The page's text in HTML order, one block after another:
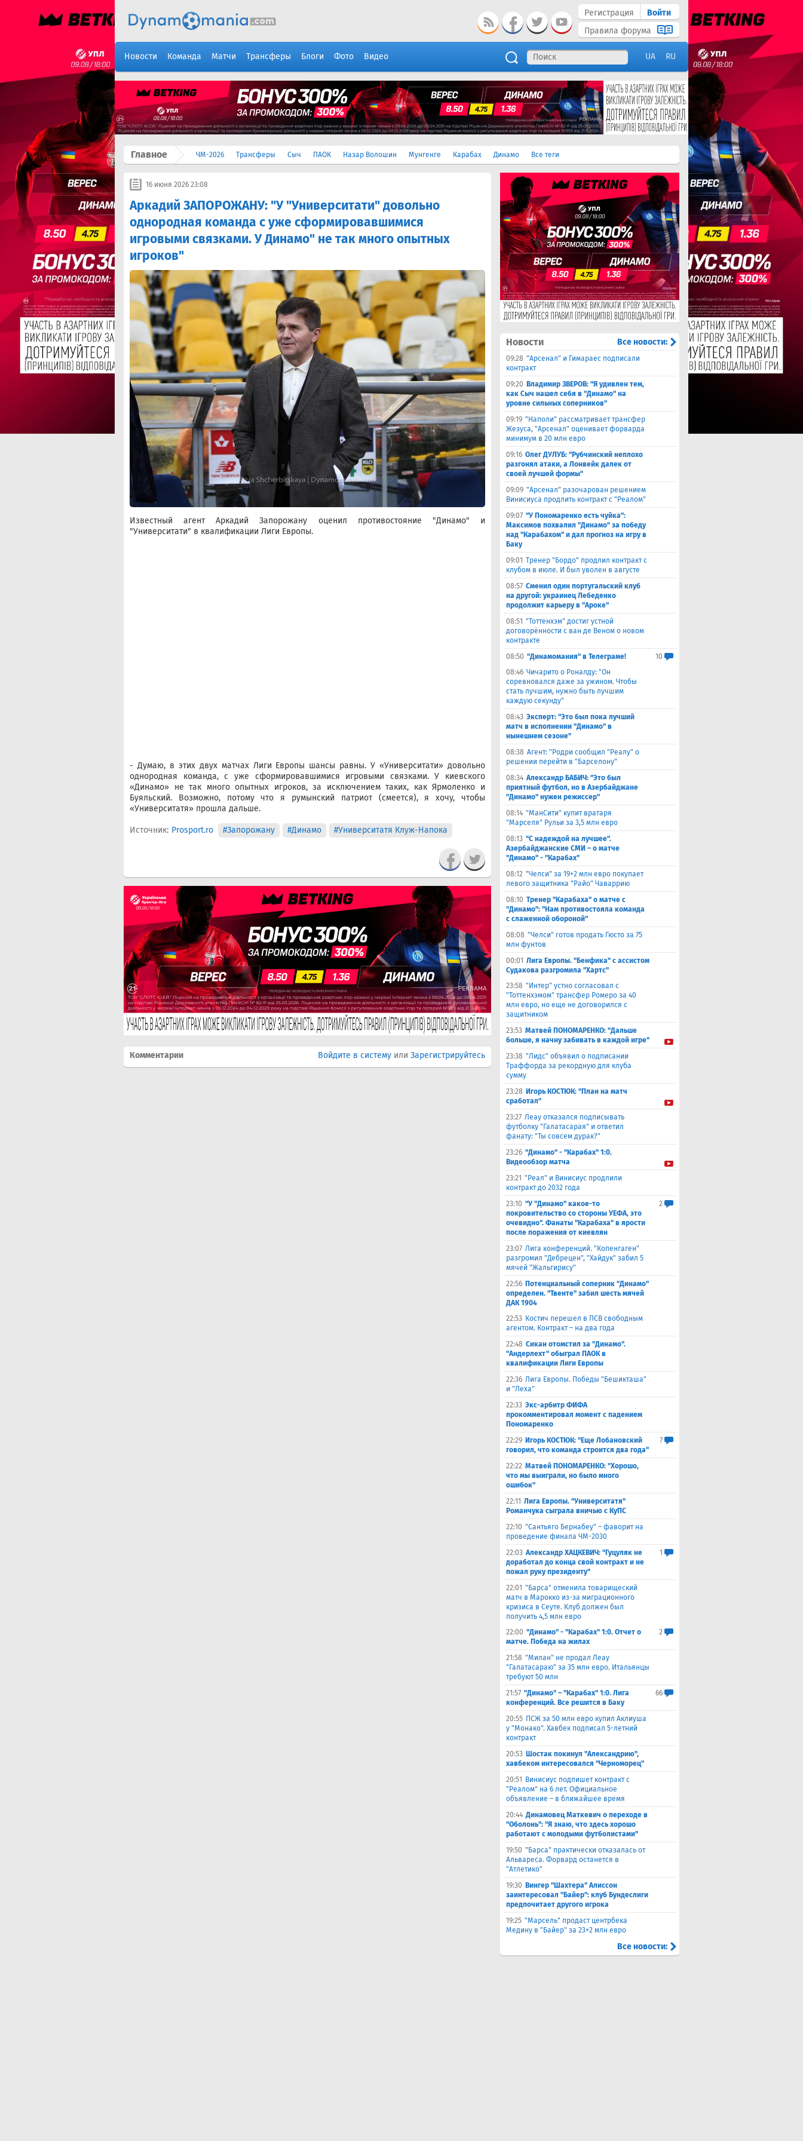
Регистрация
Войти
Правила форума
Новости Команда Матчи Трансферы Блоги Фото Видео UA RU
Главное ЧМ-2026 Трансферы Сыч ПАОК Назар Волошин Мунгенге Карабах Динамо Все теги
16 июня 2026 23:08
Аркадий ЗАПОРОЖАНУ: "У "Университати" довольно
однородная команда с уже сформировавшимися
игровыми связками. У Динамо" не так много опытных
игроков"
Известный агент Аркадий Запорожану оценил противостояние "Динамо" и
"Университати" в квалификации Лиги Европы.
- Думаю, в этих двух матчах Лиги Европы шансы равны. У «Университати» довольно
однородная команда, с уже сформировавшимися игровыми связками. У киевского
«Динамо» не так много опытных игроков, за исключением таких, как Ярмоленко и
Буяльский. Возможно, потому что я румынский патриот (смеется), я хочу, чтобы
«Университатя» прошла дальше.
Источник: Prosport.ro #Запорожану #Динамо #Университатя Клуж-Напока
Комментарии Войдите в систему или Зарегистрируйтесь
Новости Все новости:
09:28 ​"Арсенал" и Гимараес подписали
контракт
09:20 Владимир ЗВЕРОВ: "Я удивлен тем,
как Сыч нашел себя в "Динамо" на
уровне сильных соперников"
09:19 "Наполи" рассматривает трансфер
Жезуса, "Арсенал" оценивает форварда
минимум в 20 млн евро
09:16 Олег ДУЛУБ: "Рубчинский неплохо
разгонял атаки, а Лонвейк далек от
своей лучшей формы"
09:09 "Арсенал" разочарован решением
Винисиуса продлить контракт с "Реалом"
09:07 "У Пономаренко есть чуйка":
Максимов похвалил "Динамо" за победу
над "Карабахом" и дал прогноз на игру в
Баку
09:01 Тренер "Бордо" продлил контракт с
клубом в июле. И был уволен в августе
08:57 Сменил один португальский клуб
на другой: украинец Лебеденко
продолжит карьеру в "Ароке"
08:51 "Тоттенхэм" достиг устной
договорённости с ван де Веном о новом
контракте
08:50 "Динамомания" в Телеграме!
10
08:46 Чичарито о Роналду: "Он
соревновался даже за ужином. Чтобы
стать лучшим, нужно быть лучшим
каждую секунду"
08:43 Эксперт: "Это был пока лучший
матч в исполнении "Динамо" в
нынешнем сезоне"
08:38 Агент: "Родри сообщил "Реалу" о
решении перейти в "Барселону"
08:34 Александр БАБИЧ: "Это был
приятный футбол, но в Азербайджане
"Динамо" нужен режиссер"
08:14 "МанСити" купит вратаря
"Марселя" Рульи за 3,5 млн евро
08:13 "С надеждой на лучшее".
Азербайджанские СМИ – о матче
"Динамо" - "Карабах"
08:12 "Челси" за 19+2 млн евро покупает
левого защитника "Райо" Чаваррию
08:10 Тренер "Карабаха" о матче с
"Динамо": "Нам противостояла команда
с слаженной обороной"
08:08 "Челси" готов продать Гюсто за 75
млн фунтов
00:01 Лига Европы. "Бенфика" с ассистом
Судакова разгромила "Хартс"
23:58 "Интер" устно согласовал с
"Тоттенхэмом" трансфер Ромеро за 40
млн евро, но еще не договорился с
защитником
23:53 Матвей ПОНОМАРЕНКО: "Дальше
больше, я начну забивать в каждой игре"
23:38 "Лидс" объявил о подписании
Траффорда за рекордную для клуба
сумму
23:28 Игорь КОСТЮК: "План на матч
сработал"
23:27 Леау отказался подписывать
футболку "Галатасарая" и ответил
фанату: "Ты совсем дурак?"
23:26 "Динамо" - "Карабах" 1:0.
Видеообзор матча
23:21 "Реал" и Винисиус продлили
контракт до 2032 года
23:10 "У "Динамо" какое-то
покровительство со стороны УЕФА, это
очевидно". Фанаты "Карабаха" в ярости
после поражения от киевлян
2
23:07 Лига конференций. "Копенгаген"
разгромил "Дебрецен", "Хайдук" забил 5
мячей "Жальгирису"
22:56 Потенциальный соперник "Динамо"
определен. "Твенте" забил шесть мячей
ДАК 1904
22:53 Костич перешел в ПСВ свободным
агентом. Контракт – на два года
22:48 Сикан отомстил за "Динамо".
"Андерлехт" обыграл ПАОК в
квалификации Лиги Европы
22:36 Лига Европы. Победы "Бешикташа"
и "Леха"
22:33 Экс-арбитр ФИФА
прокомментировал момент с падением
Пономаренко
22:29 Игорь КОСТЮК: "Еще Лобановский
говорил, что команда строится два года"
7
22:22 Матвей ПОНОМАРЕНКО: "Хорошо,
что мы выиграли, но было много
ошибок"
22:11 Лига Европы. "Университатя"
Романчука сыграла вничью с ​КуПС
22:10 "Сантьяго Бернабеу" – фаворит на
проведение финала ЧМ-2030
22:03 Александр ХАЦКЕВИЧ: "Гуцуляк не
доработал до конца свой контракт и не
пожал руку президенту"
1
22:01 "Барса" отменила товарищеский
матч в Марокко из-за миграционного
кризиса в Сеуте. Клуб должен был
получить 4,5 млн евро
22:00 "Динамо" - "Карабах" 1:0. Отчет о
матче. Победа на жилах
2
21:58 "Милан" не продал Леау
"Галатасараю" за 35 млн евро. Итальянцы
требуют 50 млн
21:57 "Динамо" – "Карабах" 1:0. Лига
конференций. Все решится в Баку
66
20:55 ПСЖ за 50 млн евро купил Аклиуша
у "Монако". Хавбек подписал 5-летний
контракт
20:53 Шостак покинул "Александрию",
хавбеком интересовался "Черноморец"
20:51
Винисиус подпишет контракт с
"Реалом" на 6 лет. Официальное
объявление – в ближайшее время
20:44 Динамовец Маткевич о переходе в
"Оболонь": "Я знаю, что здесь хорошо
работают с молодыми футболистами"
19:50 "Барса" практически отказалась от
Альвареса. Форвард останется в
"Атлетико"
19:30 Вингер "Шахтера" Алиссон
заинтересовал "Байер": клуб Бундеслиги
предпочитает другого игрока
19:25 "Марсель" продаст центрбека
Медину в "Байер" за 23+2 млн евро
Все новости: